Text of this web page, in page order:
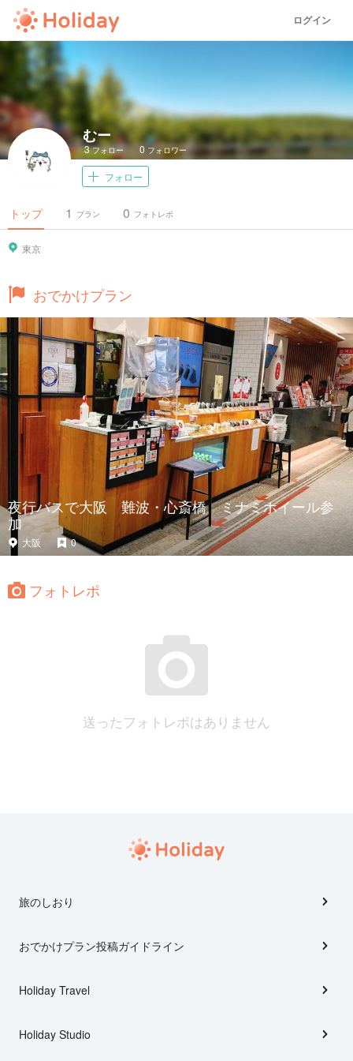
ログイン
むー
3フォロー 0 フォロワー
フォロー
トップ プラン
1 フォトレポ
0
東京
おでかけプラン
夜行バスで大阪 難波・心斎橋 ミナミホイール参
加
大阪 0
フォトレポ
送ったフォトレポはありません
旅のしおり
おでかけプラン投稿ガイドライン
Holiday Travel
Holiday Studio